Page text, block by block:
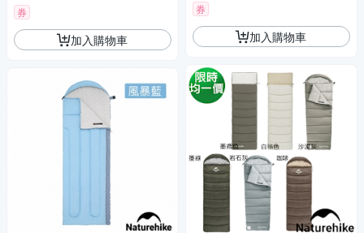
券
加入購物車
券
加入購物車